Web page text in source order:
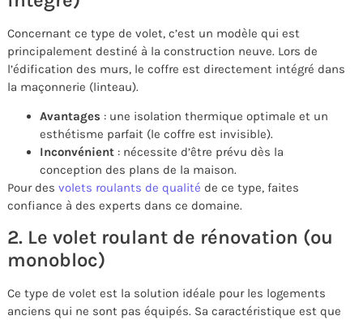
Concernant ce type de volet, c’est un modèle qui est
principalement destiné à la construction neuve. Lors de
l’édification des murs, le coffre est directement intégré dans
la maçonnerie (linteau).
Avantages : une isolation thermique optimale et un
esthétisme parfait (le coffre est invisible).
Inconvénient : nécessite d’être prévu dès la
conception des plans de la maison.
Pour des volets roulants de qualité de ce type, faites
confiance à des experts dans ce domaine.
2. Le volet roulant de rénovation (ou
monobloc)
Ce type de volet est la solution idéale pour les logements
anciens qui ne sont pas équipés. Sa caractéristique est que